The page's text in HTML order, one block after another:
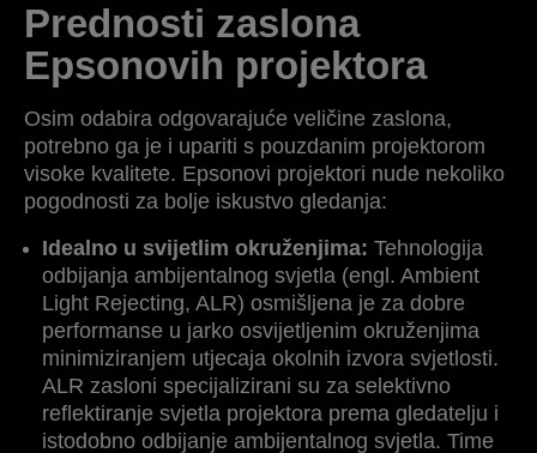
Prednosti zaslona
Epsonovih projektora
Osim odabira odgovarajuće veličine zaslona,
potrebno ga je i upariti s pouzdanim projektorom
visoke kvalitete. Epsonovi projektori nude nekoliko
pogodnosti za bolje iskustvo gledanja:
Idealno u svijetlim okruženjima: Tehnologija
odbijanja ambijentalnog svjetla (engl. Ambient
Light Rejecting, ALR) osmišljena je za dobre
performanse u jarko osvijetljenim okruženjima
minimiziranjem utjecaja okolnih izvora svjetlosti.
ALR zasloni specijalizirani su za selektivno
reflektiranje svjetla projektora prema gledatelju i
istodobno odbijanje ambijentalnog svjetla. Time